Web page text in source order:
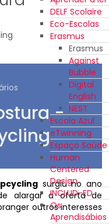
DELF Scolaire
Eco-Escolas
Erasmus
Erasmus
Against
Bubble
Digital
English
NEST
Escola Azul
eTwinning
Espaço Saúde
Human
Centered
Design
INCLUD-ED
Os
Aprendisábios
-
surgiu no ano
alargar a oferta de
outros interesses